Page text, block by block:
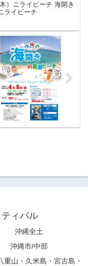
）ニライビーチ 海開き
ライビーチ
ィバル
沖縄全土
沖縄市/中部
重山・久米島・宮古島・